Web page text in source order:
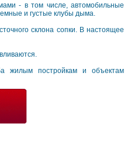
- в том числе, автомобильные
и густые клубы дыма.
склона сопки. В настоящее
жилым постройкам и объектам